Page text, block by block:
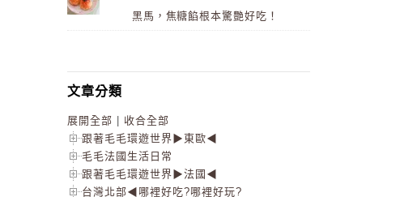
黑馬，焦糖餡根本驚艷好吃！
文章分類
展開全部
收合全部
跟著毛毛環遊世界▶東歐◀
毛毛法國生活日常
跟著毛毛環遊世界▶法國◀
台灣北部◀哪裡好吃?哪裡好玩?